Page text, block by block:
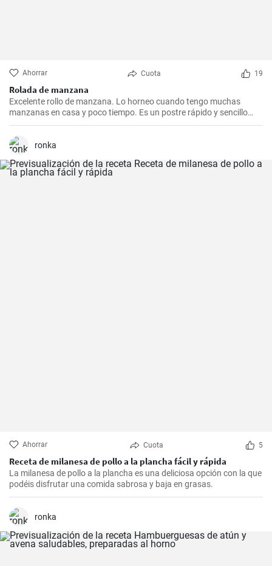
Ahorrar Cuota 19
Rolada de manzana
Excelente rollo de manzana. Lo horneo cuando tengo muchas
manzanas en casa y poco tiempo. Es un postre rápido y sencillo
que siempre agrada.
ronka
Ahorrar Cuota 5
Receta de milanesa de pollo a la plancha fácil y rápida
La milanesa de pollo a la plancha es una deliciosa opción con la que
podéis disfrutar una comida sabrosa y baja en grasas.
ronka